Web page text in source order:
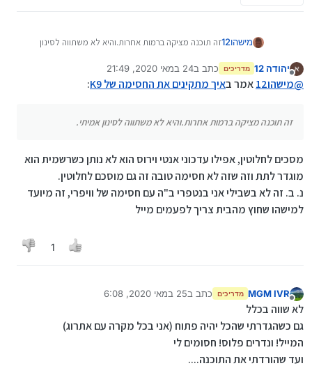
מישהו12
זה תוכנה מציקה ברמות אחרות.והיא לא משתווה לסינון
יהודה 12 מדריכים כתב ב24 במאי 2020, 21:49
נערך לאחרונה על ידי יהודה 12
@מישהו12 אמר באיך מתקינים את החסימה של K9 :
זה תוכנה מציקה ברמות אחרות.והיא לא משתווה לסינון אמיתי.
מסכים לחלוטין, אפילו עדכוני אנטי וירוס הוא לא נותן כשרשמית הוא
מוגדר לתת וזה שזה לא חסימה טובה זה גם מוסכם לחלוטין.
נ. ב. זה לא בשבילי אני בנטפרי ב"ה עם חסימה של וויפרי, זה מיועד
למישהו שחוץ מהבית צריך לפעמים מייל
1
MGM IVR מדריכים כתב ב25 במאי 2020, 6:08
נערך לאחרונה על ידי
לא שווה בכלל
גם כשהגדרתי שהכל יהיה פתוח (אני בכל מקרה עם אתרוג)
המייל! ונדרים פלוס! חסומים לי
ועד שהורדתי את התוכנה....